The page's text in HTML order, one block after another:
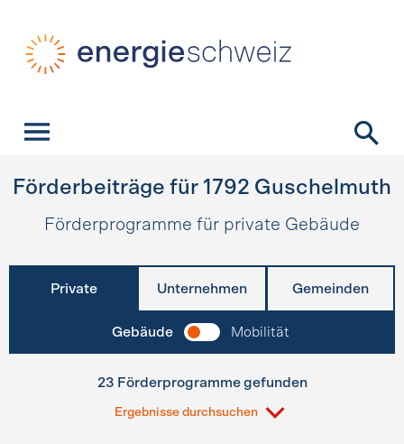
Förderbeiträge für 1792 Guschelmuth
Förderprogramme für private Gebäude
Private Unternehmen Gemeinden
Gebäude Mobilität
23 Förderprogramme gefunden
Ergebnisse durchsuchen